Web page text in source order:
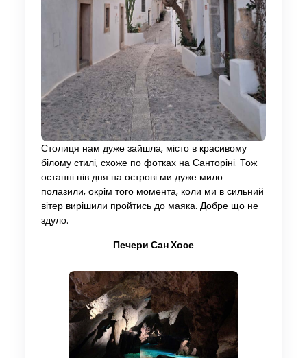
Столиця нам дуже зайшла, місто в красивому
білому стилі, схоже по фотках на Санторіні. Тож
останні пів дня на острові ми дуже мило
полазили, окрім того момента, коли ми в сильний
вітер вирішили пройтись до маяка. Добре що не
здуло.
Печери Сан Хосе